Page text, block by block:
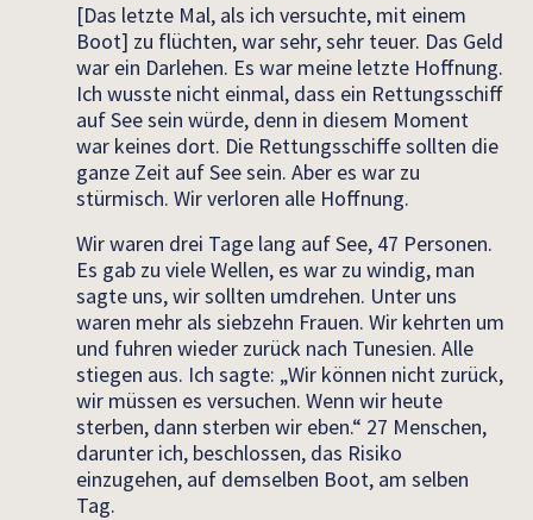
[Das letzte Mal, als ich versuchte, mit einem
Boot] zu flüchten, war sehr, sehr teuer. Das Geld
war ein Darlehen. Es war meine letzte Hoffnung.
Ich wusste nicht einmal, dass ein Rettungsschiff
auf See sein würde, denn in diesem Moment
war keines dort. Die Rettungsschiffe sollten die
ganze Zeit auf See sein. Aber es war zu
stürmisch. Wir verloren alle Hoffnung.
Wir waren drei Tage lang auf See, 47 Personen.
Es gab zu viele Wellen, es war zu windig, man
sagte uns, wir sollten umdrehen. Unter uns
waren mehr als siebzehn Frauen. Wir kehrten um
und fuhren wieder zurück nach Tunesien. Alle
stiegen aus. Ich sagte: „Wir können nicht zurück,
wir müssen es versuchen. Wenn wir heute
sterben, dann sterben wir eben.“ 27 Menschen,
darunter ich, beschlossen, das Risiko
einzugehen, auf demselben Boot, am selben
Tag.